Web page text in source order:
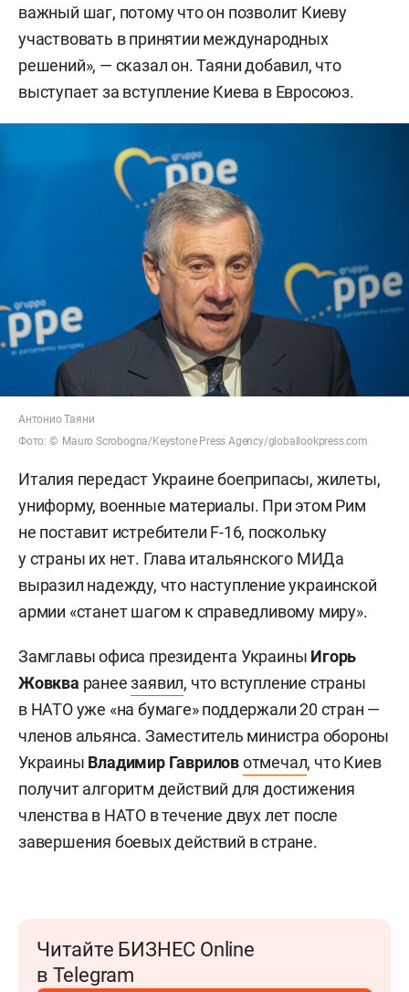
важный шаг, потому что он позволит Киеву
участвовать в принятии международных
решений», — сказал он. Таяни добавил, что
выступает за вступление Киева в Евросоюз.
Антонио Таяни
Фото: © Mauro Scrobogna/Keystone Press Agency/globallookpress.com
Италия передаст Украине боеприпасы, жилеты,
униформу, военные материалы. При этом Рим
не поставит истребители F-16, поскольку
у страны их нет. Глава итальянского МИДа
выразил надежду, что наступление украинской
армии «станет шагом к справедливому миру».
Замглавы офиса президента Украины Игорь
Жовква ранеезаявил, что вступление страны
в НАТО уже «на бумаге» поддержали 20 стран —
членов альянса. Заместитель министра обороны
Украины Владимир Гавриловотмечал, что Киев
получит алгоритм действий для достижения
членства в НАТО в течение двух лет после
завершения боевых действий в стране.
Читайте БИЗНЕС Online
в Telegram